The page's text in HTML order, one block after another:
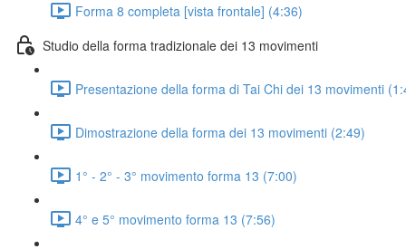
Forma 8 completa [vista frontale] (4:36)
Studio della forma tradizionale dei 13 movimenti
Presentazione della forma di Tai Chi dei 13 movimenti
Dimostrazione della forma dei 13 movimenti (2:49)
1° - 2° - 3° movimento forma 13 (7:00)
4° e 5° movimento forma 13 (7:56)